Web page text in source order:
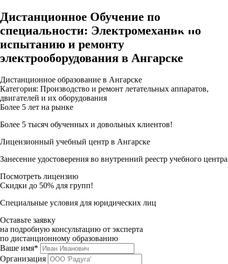
Дистанционное Обучение по
специальности: Электромеханик по
испытанию и ремонту
электрооборудования в Ангарске
Дистанционное образование в Ангарске
Категория: Производство и ремонт летательных аппаратов,
двигателей и их оборудования
Более 5 лет на рынке
Более 5 тысяч обученных и довольных клиентов!
Лицензионный учебный центр в Ангарске
Занесение удостоверения во внутренний реестр учебного центра
Посмотреть лицензию
Скидки до 50% для групп!
Специальные условия для юридических лиц
Оставьте заявку
на подробную консультацию от эксперта
по дистанционному образованию
Ваше имя*
Организация